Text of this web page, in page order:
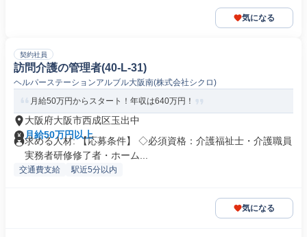
気になる
契約社員
訪問介護の管理者(40-L-31)
ヘルパーステーションアルブル大阪南(株式会社シクロ)
月給50万円からスタート！年収は640万円！
大阪府大阪市西成区玉出中
月給50万円以上
求める人材: 【応募条件】 ◇必須資格：介護福祉士・介護職員
実務者研修修了者・ホーム...
交通費支給 駅近5分以内
気になる